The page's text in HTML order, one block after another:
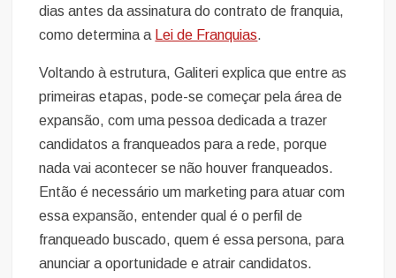
dias antes da assinatura do contrato de franquia,
como determina a
Lei de Franquias.
Voltando à estrutura, Galiteri explica que entre as
primeiras etapas, pode-se começar pela área de
expansão, com uma pessoa dedicada a trazer
candidatos a franqueados para a rede, porque
nada vai acontecer se não houver franqueados.
Então é necessário um marketing para atuar com
essa expansão, entender qual é o perfil de
franqueado buscado, quem é essa persona, para
anunciar a oportunidade e atrair candidatos.